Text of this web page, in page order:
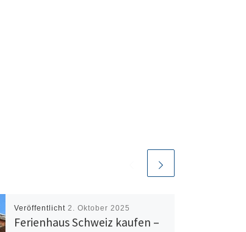
Veröffentlicht 2. Oktober 2025
Ferienhaus Schweiz kaufen –